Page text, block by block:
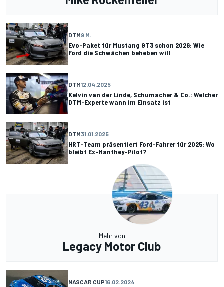
DTM9 M.
Evo-Paket für Mustang GT3 schon 2026: Wie
Ford die Schwächen beheben will
DTM12.04.2025
Kelvin van der Linde, Schumacher & Co.: Welcher
DTM-Experte wann im Einsatz ist
DTM31.01.2025
HRT-Team präsentiert Ford-Fahrer für 2025: Wo
bleibt Ex-Manthey-Pilot?
Mehr von
Legacy Motor Club
NASCAR CUP16.02.2024